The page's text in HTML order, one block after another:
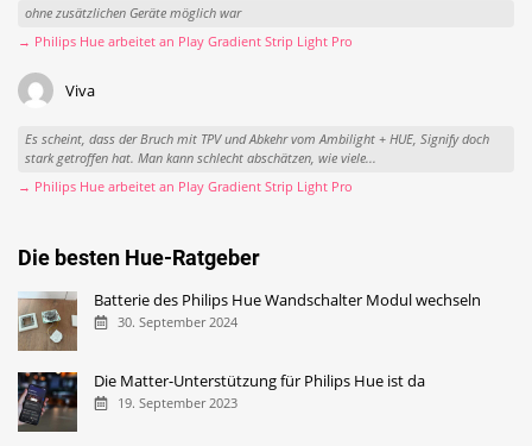
ohne zusätzlichen Geräte möglich war
→ Philips Hue arbeitet an Play Gradient Strip Light Pro
Viva
Es scheint, dass der Bruch mit TPV und Abkehr vom Ambilight + HUE, Signify doch
stark getroffen hat. Man kann schlecht abschätzen, wie viele...
→ Philips Hue arbeitet an Play Gradient Strip Light Pro
Die besten Hue-Ratgeber
Batterie des Philips Hue Wandschalter Modul wechseln
30. September 2024
Die Matter-Unterstützung für Philips Hue ist da
19. September 2023